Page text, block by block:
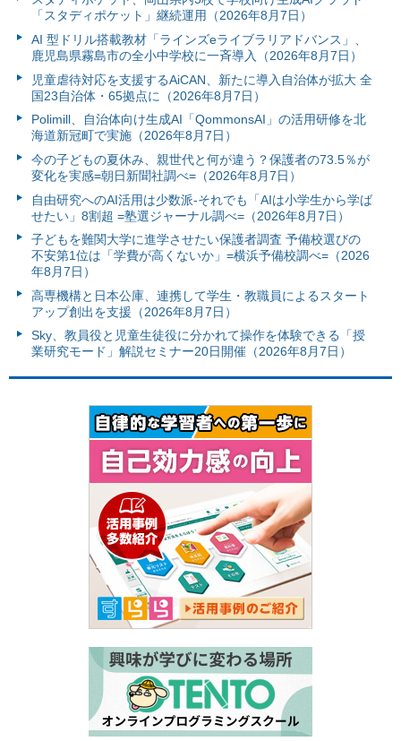
「スタディポケット」継続運用（2026年8月7日）
AI 型ドリル搭載教材「ラインズeライブラリアドバンス」、
鹿児島県霧島市の全小中学校に一斉導入（2026年8月7日）
児童虐待対応を支援するAiCAN、新たに導入自治体が拡大 全
国23自治体・65拠点に（2026年8月7日）
Polimill、自治体向け生成AI「QommonsAI」の活用研修を北
海道新冠町で実施（2026年8月7日）
今の子どもの夏休み、親世代と何が違う？保護者の73.5％が
変化を実感=朝日新聞社調べ=（2026年8月7日）
自由研究へのAI活用は少数派-それでも「AIは小学生から学ば
せたい」8割超 =塾選ジャーナル調べ=（2026年8月7日）
子どもを難関大学に進学させたい保護者調査 予備校選びの
不安第1位は「学費が高くないか」=横浜予備校調べ=（2026
年8月7日）
高専機構と日本公庫、連携して学生・教職員によるスタート
アップ創出を支援（2026年8月7日）
Sky、教員役と児童生徒役に分かれて操作を体験できる「授
業研究モード」解説セミナー20日開催（2026年8月7日）